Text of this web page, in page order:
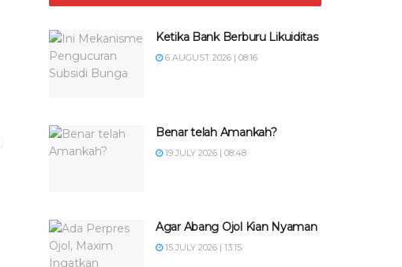
Ketika Bank Berburu Likuiditas
6 AUGUST 2026 | 08:16
Benar telah Amankah?
19 JULY 2026 | 08:48
Agar Abang Ojol Kian Nyaman
15 JULY 2026 | 13:15